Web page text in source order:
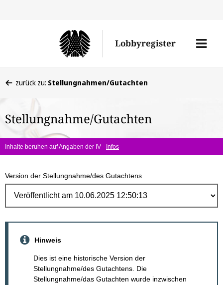
Lobbyregister
Menü
befinden
hier:
zurück zu: Stellungnahmen/Gutachten
Stellungnahme/Gutachten
Inhalte beruhen auf Angaben der IV - Infos
Version der Stellungnahme/des Gutachtens
Hinweis
Dies ist eine historische Version der
Stellungnahme/des Gutachtens. Die
Stellungnahme/das Gutachten wurde inzwischen